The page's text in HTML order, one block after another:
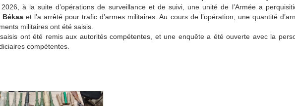
à la suite d’opérations de surveillance et de suivi, une unité de l’Armée a
Békaa et l’a arrêté pour trafic d’armes militaires. Au cours de l’opération, une quantité
militaires ont été saisis.
ont été remis aux autorités compétentes, et une enquête a été ouverte avec la
compétentes.